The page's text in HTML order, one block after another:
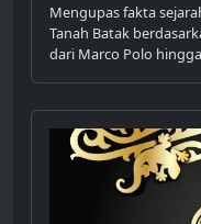
Mengupas fakta
Tanah Batak
dari Marco Polo